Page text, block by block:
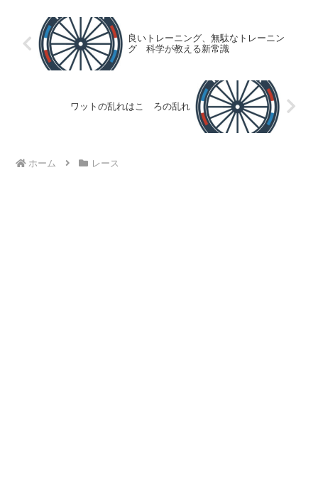
良いトレーニング、無駄なトレーニン
グ 科学が教える新常識
ワットの乱れはこゝろの乱れ
ホーム レース